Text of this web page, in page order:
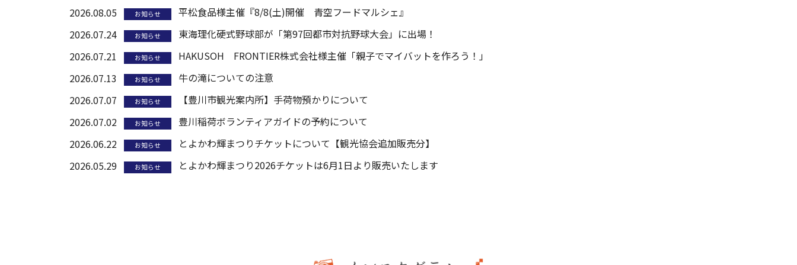
2026.08.05 お知らせ
平松食品様主催『8/8(土)開催 青空フードマルシェ』
2026.07.24
お知らせ
東海理化硬式野球部が「第97回都市対抗野球大会」に出場！
2026.07.21
お知らせ
HAKUSOH FRONTIER株式会社様主催「親子でマイバットを作ろう！」
2026.07.13
お知らせ
牛の滝についての注意
2026.07.07
お知らせ
【豊川市観光案内所】手荷物預かりについて
2026.07.02
お知らせ
豊川稲荷ボランティアガイドの予約について
2026.06.22
お知らせ
とよかわ輝まつりチケットについて【観光協会追加販売分】
2026.05.29
お知らせ とよかわ輝まつり2026チケットは6月1日より販売いたします